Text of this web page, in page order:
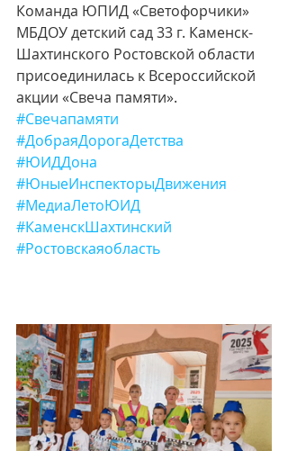
Команда ЮПИД «Светофорчики»
МБДОУ детский сад 33 г. Каменск-
Шахтинского Ростовской области
присоединилась к Всероссийской
акции «Свеча памяти».
#Свечапамяти
#ДобраяДорогаДетства
#ЮИДДона
#ЮныеИнспекторыДвижения
#МедиаЛетоЮИД
#КаменскШахтинский
#Ростовскаяобласть